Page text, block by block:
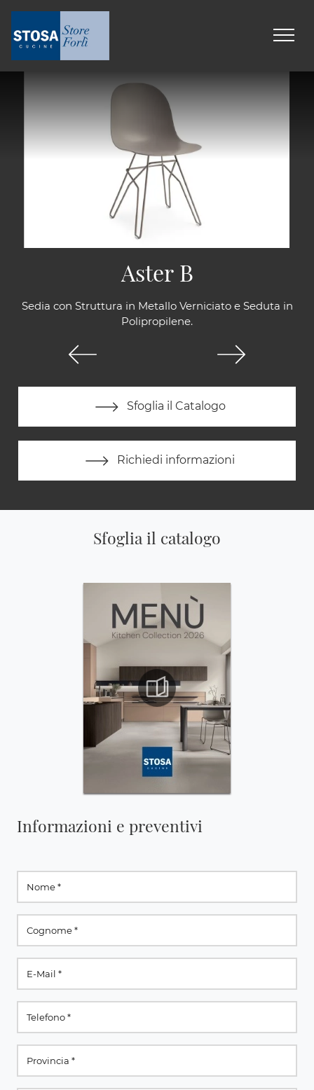
Sedia con Struttura in Metallo Verniciato e Seduta in
Polipropilene.
Sfoglia il Catalogo
Richiedi informazioni
Aster B
Sfoglia il catalogo
Informazioni e preventivi